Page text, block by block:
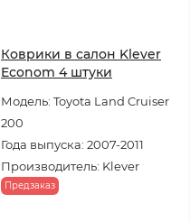
Коврики в салон Klever
Econom 4 штуки
Модель: Toyota Land Cruiser
200
Года выпуска: 2007-2011
Производитель: Klever
Предзаказ